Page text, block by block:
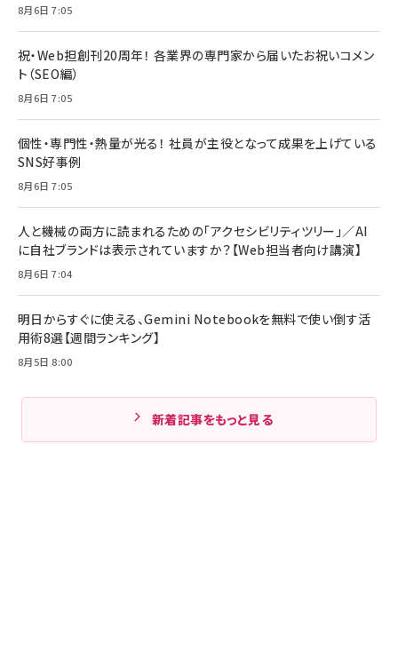
8月6日 7:05
祝・Web担創刊20周年！ 各業界の専門家から届いたお祝いコメン
ト（SEO編）
8月6日 7:05
個性・専門性・熱量が光る！ 社員が主役となって成果を上げている
SNS好事例
8月6日 7:05
人と機械の両方に読まれるための「アクセシビリティツリー」／AI
に自社ブランドは表示されていますか？【Web担当者向け講演】
8月6日 7:04
明日からすぐに使える、Gemini Notebookを無料で使い倒す活
用術8選【週間ランキング】
8月5日 8:00
新着記事をもっと見る